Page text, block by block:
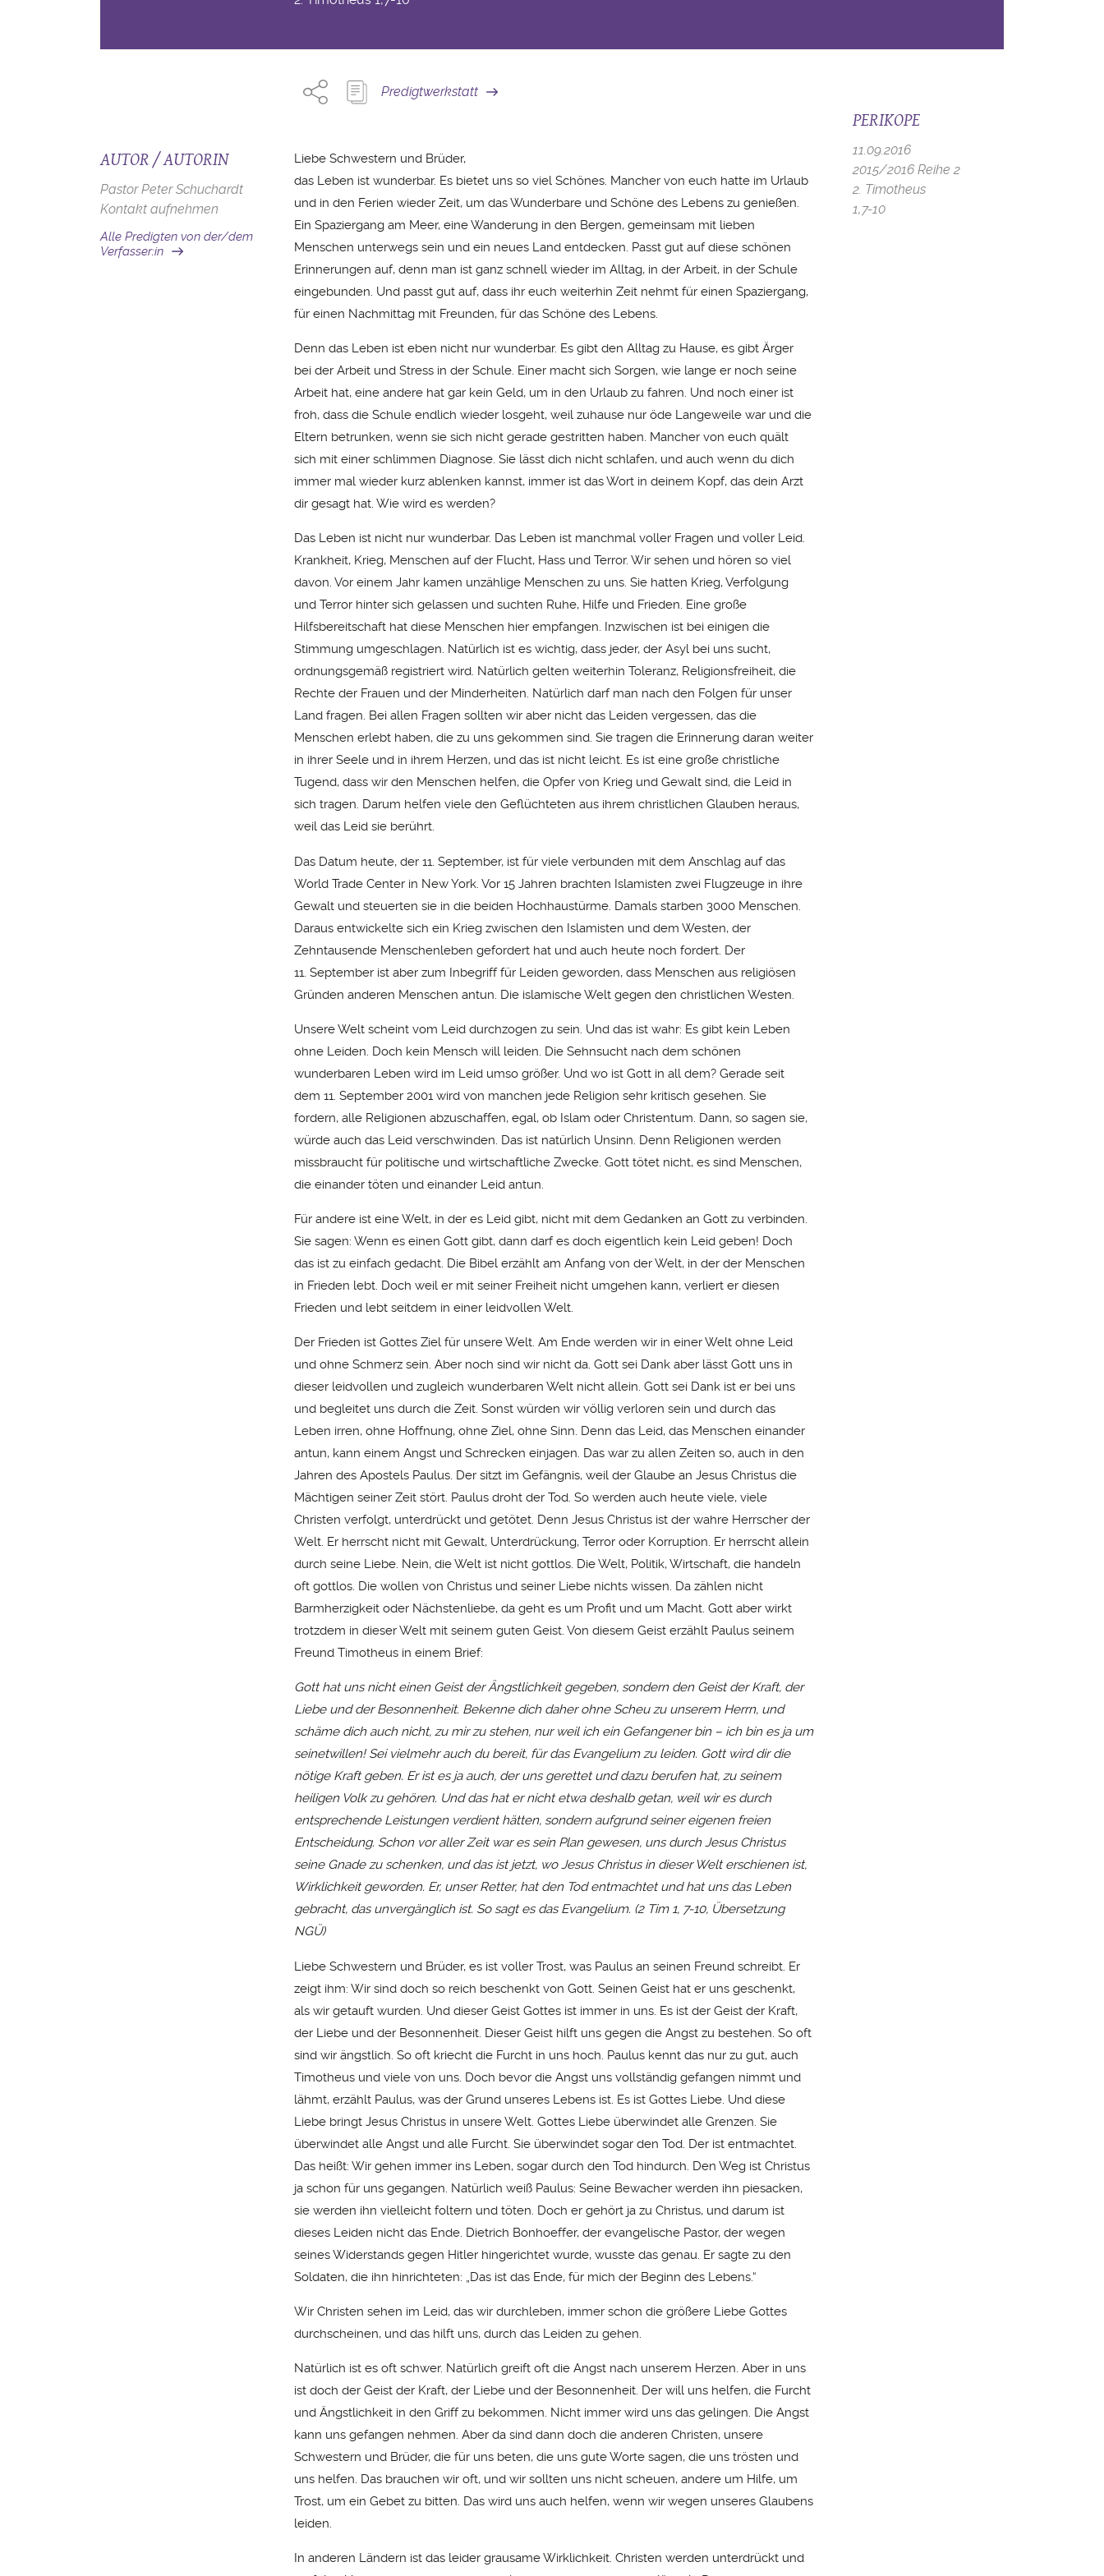
Predigtwerkstatt
AUTOR / AUTORIN
Pastor Peter Schuchardt
Kontakt aufnehmen
Alle Predigten von der/dem
Verfasser:in
Liebe Schwestern und Brüder,
das Leben ist wunderbar. Es bietet uns so viel Schönes. Mancher von euch hatte im Urlaub
und in den Ferien wieder Zeit, um das Wunderbare und Schöne des Lebens zu genießen.
Ein Spaziergang am Meer, eine Wanderung in den Bergen, gemeinsam mit lieben
Menschen unterwegs sein und ein neues Land entdecken. Passt gut auf diese schönen
Erinnerungen auf, denn man ist ganz schnell wieder im Alltag, in der Arbeit, in der Schule
eingebunden. Und passt gut auf, dass ihr euch weiterhin Zeit nehmt für einen Spaziergang,
für einen Nachmittag mit Freunden, für das Schöne des Lebens.
Denn das Leben ist eben nicht nur wunderbar. Es gibt den Alltag zu Hause, es gibt Ärger
bei der Arbeit und Stress in der Schule. Einer macht sich Sorgen, wie lange er noch seine
Arbeit hat, eine andere hat gar kein Geld, um in den Urlaub zu fahren. Und noch einer ist
froh, dass die Schule endlich wieder losgeht, weil zuhause nur öde Langeweile war und die
Eltern betrunken, wenn sie sich nicht gerade gestritten haben. Mancher von euch quält
sich mit einer schlimmen Diagnose. Sie lässt dich nicht schlafen, und auch wenn du dich
immer mal wieder kurz ablenken kannst, immer ist das Wort in deinem Kopf, das dein Arzt
dir gesagt hat. Wie wird es werden?
Das Leben ist nicht nur wunderbar. Das Leben ist manchmal voller Fragen und voller Leid.
Krankheit, Krieg, Menschen auf der Flucht, Hass und Terror. Wir sehen und hören so viel
davon. Vor einem Jahr kamen unzählige Menschen zu uns. Sie hatten Krieg, Verfolgung
und Terror hinter sich gelassen und suchten Ruhe, Hilfe und Frieden. Eine große
Hilfsbereitschaft hat diese Menschen hier empfangen. Inzwischen ist bei einigen die
Stimmung umgeschlagen. Natürlich ist es wichtig, dass jeder, der Asyl bei uns sucht,
ordnungsgemäß registriert wird. Natürlich gelten weiterhin Toleranz, Religionsfreiheit, die
Rechte der Frauen und der Minderheiten. Natürlich darf man nach den Folgen für unser
Land fragen. Bei allen Fragen sollten wir aber nicht das Leiden vergessen, das die
Menschen erlebt haben, die zu uns gekommen sind. Sie tragen die Erinnerung daran weiter
in ihrer Seele und in ihrem Herzen, und das ist nicht leicht. Es ist eine große christliche
Tugend, dass wir den Menschen helfen, die Opfer von Krieg und Gewalt sind, die Leid in
sich tragen. Darum helfen viele den Geflüchteten aus ihrem christlichen Glauben heraus,
weil das Leid sie berührt.
Das Datum heute, der 11. September, ist für viele verbunden mit dem Anschlag auf das
World Trade Center in New York. Vor 15 Jahren brachten Islamisten zwei Flugzeuge in ihre
Gewalt und steuerten sie in die beiden Hochhaustürme. Damals starben 3000 Menschen.
Daraus entwickelte sich ein Krieg zwischen den Islamisten und dem Westen, der
Zehntausende Menschenleben gefordert hat und auch heute noch fordert. Der
11. September ist aber zum Inbegriff für Leiden geworden, dass Menschen aus religiösen
Gründen anderen Menschen antun. Die islamische Welt gegen den christlichen Westen.
Unsere Welt scheint vom Leid durchzogen zu sein. Und das ist wahr: Es gibt kein Leben
ohne Leiden. Doch kein Mensch will leiden. Die Sehnsucht nach dem schönen
wunderbaren Leben wird im Leid umso größer. Und wo ist Gott in all dem? Gerade seit
dem 11. September 2001 wird von manchen jede Religion sehr kritisch gesehen. Sie
fordern, alle Religionen abzuschaffen, egal, ob Islam oder Christentum. Dann, so sagen sie,
würde auch das Leid verschwinden. Das ist natürlich Unsinn. Denn Religionen werden
missbraucht für politische und wirtschaftliche Zwecke. Gott tötet nicht, es sind Menschen,
die einander töten und einander Leid antun.
Für andere ist eine Welt, in der es Leid gibt, nicht mit dem Gedanken an Gott zu verbinden.
Sie sagen: Wenn es einen Gott gibt, dann darf es doch eigentlich kein Leid geben! Doch
das ist zu einfach gedacht. Die Bibel erzählt am Anfang von der Welt, in der der Menschen
in Frieden lebt. Doch weil er mit seiner Freiheit nicht umgehen kann, verliert er diesen
Frieden und lebt seitdem in einer leidvollen Welt.
Der Frieden ist Gottes Ziel für unsere Welt. Am Ende werden wir in einer Welt ohne Leid
und ohne Schmerz sein. Aber noch sind wir nicht da. Gott sei Dank aber lässt Gott uns in
dieser leidvollen und zugleich wunderbaren Welt nicht allein. Gott sei Dank ist er bei uns
und begleitet uns durch die Zeit. Sonst würden wir völlig verloren sein und durch das
Leben irren, ohne Hoffnung, ohne Ziel, ohne Sinn. Denn das Leid, das Menschen einander
antun, kann einem Angst und Schrecken einjagen. Das war zu allen Zeiten so, auch in den
Jahren des Apostels Paulus. Der sitzt im Gefängnis, weil der Glaube an Jesus Christus die
Mächtigen seiner Zeit stört. Paulus droht der Tod. So werden auch heute viele, viele
Christen verfolgt, unterdrückt und getötet. Denn Jesus Christus ist der wahre Herrscher der
Welt. Er herrscht nicht mit Gewalt, Unterdrückung, Terror oder Korruption. Er herrscht allein
durch seine Liebe. Nein, die Welt ist nicht gottlos. Die Welt, Politik, Wirtschaft, die handeln
oft gottlos. Die wollen von Christus und seiner Liebe nichts wissen. Da zählen nicht
Barmherzigkeit oder Nächstenliebe, da geht es um Profit und um Macht. Gott aber wirkt
trotzdem in dieser Welt mit seinem guten Geist. Von diesem Geist erzählt Paulus seinem
Freund Timotheus in einem Brief:
Gott hat uns nicht einen Geist der Ängstlichkeit gegeben, sondern den Geist der Kraft, der
Liebe und der Besonnenheit. Bekenne dich daher ohne Scheu zu unserem Herrn, und
schäme dich auch nicht, zu mirzu stehen, nur weil ich ein Gefangener bin – ich bin es ja um
seinetwillen! Sei vielmehr auch du bereit, für das Evangelium zu leiden. Gott wird dir die
nötige Kraft geben. Er ist es ja auch, der uns gerettet und dazu berufen hat, zu seinem
heiligen Volk zu gehören. Und das hat er nicht etwa deshalb getan, weil wir es durch
entsprechende Leistungen verdient hätten, sondern aufgrund seiner eigenen freien
Entscheidung. Schon vor aller Zeit war es sein Plan gewesen, uns durch Jesus Christus
seine Gnade zu schenken, und das ist jetzt, wo Jesus Christus in dieser Welt erschienen ist,
Wirklichkeit geworden. Er, unser Retter, hat den Tod entmachtet und hat uns das Leben
gebracht, das unvergänglich ist. So sagt es das Evangelium. (2 Tim 1, 7-10, Übersetzung
NGÜ)
Liebe Schwestern und Brüder, es ist voller Trost, was Paulus an seinen Freund schreibt. Er
zeigt ihm: Wir sind doch so reich beschenkt von Gott. Seinen Geist hat er uns geschenkt,
als wir getauft wurden. Und dieser Geist Gottes ist immer in uns. Es ist der Geist der Kraft,
der Liebe und der Besonnenheit. Dieser Geist hilft uns gegen die Angst zu bestehen. So oft
sind wir ängstlich. So oft kriecht die Furcht in uns hoch. Paulus kennt das nur zu gut, auch
Timotheus und viele von uns. Doch bevor die Angst uns vollständig gefangen nimmt und
lähmt, erzählt Paulus, was der Grund unseres Lebens ist. Es ist Gottes Liebe. Und diese
Liebe bringt Jesus Christus in unsere Welt. Gottes Liebe überwindet alle Grenzen. Sie
überwindet alle Angst und alle Furcht. Sie überwindet sogar den Tod. Der ist entmachtet.
Das heißt: Wir gehen immer ins Leben, sogar durch den Tod hindurch. Den Weg ist Christus
ja schon für uns gegangen. Natürlich weiß Paulus: Seine Bewacher werden ihn piesacken,
sie werden ihn vielleicht foltern und töten. Doch er gehört ja zu Christus, und darum ist
dieses Leiden nicht das Ende. Dietrich Bonhoeffer, der evangelische Pastor, der wegen
seines Widerstands gegen Hitler hingerichtet wurde, wusste das genau. Er sagte zu den
Soldaten, die ihn hinrichteten: „Das ist das Ende, für mich der Beginn des Lebens.“
Wir Christen sehen im Leid, das wir durchleben, immer schon die größere Liebe Gottes
durchscheinen, und das hilft uns, durch das Leiden zu gehen.
Natürlich ist es oft schwer. Natürlich greift oft die Angst nach unserem Herzen. Aber in uns
ist doch der Geist der Kraft, der Liebe und der Besonnenheit. Der will uns helfen, die Furcht
und Ängstlichkeit in den Griff zu bekommen. Nicht immer wird uns das gelingen. Die Angst
kann uns gefangen nehmen. Aber da sind dann doch die anderen Christen, unsere
Schwestern und Brüder, die für uns beten, die uns gute Worte sagen, die uns trösten und
uns helfen. Das brauchen wir oft, und wir sollten uns nicht scheuen, andere um Hilfe, um
Trost, um ein Gebet zu bitten. Das wird uns auch helfen, wenn wir wegen unseres Glaubens
leiden.
In anderen Ländern ist das leider grausame Wirklichkeit. Christen werden unterdrückt und
PERIKOPE
11.09.2016
2015/2016 Reihe 2
2. Timotheus
1,7-10